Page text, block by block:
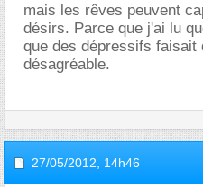
mais les rêves peuvent
désirs. Parce que j'ai lu
que des dépressifs faisait
désagréable.
27/05/2012, 14h46